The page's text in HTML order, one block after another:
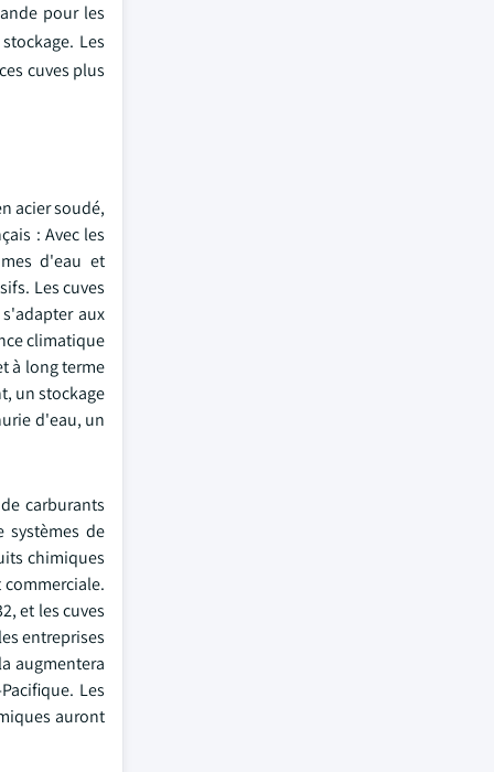
pour les
Les
cuves plus
acier soudé,
: Avec les
d'eau et
Les cuves
aux
climatique
à long terme
un stockage
d'eau, un
carburants
systèmes de
chimiques
et les cuves
entreprises
augmentera
Les
auront